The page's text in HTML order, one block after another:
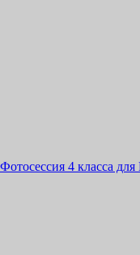
Фотосессия 4 класса